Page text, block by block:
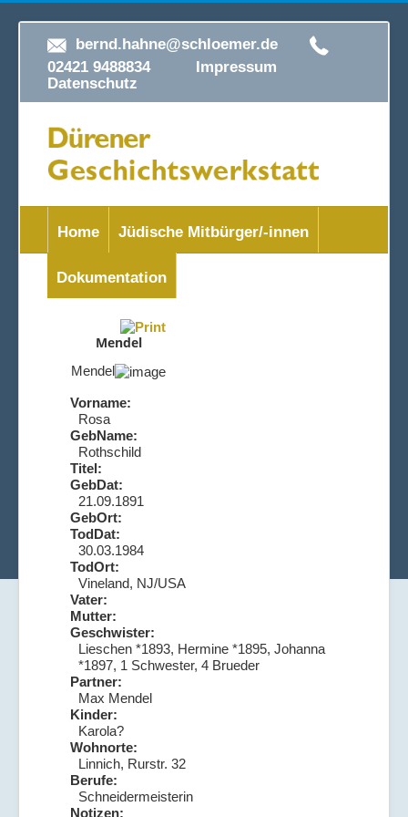
bernd.hahne@schloemer.de
02421 9488834 Impressum
Datenschutz
Home Jüdische Mitbürger/-innen
Dokumentation
Mendel
Mendel
Vorname:
Rosa
GebName:
Rothschild
Titel:
GebDat:
21.09.1891
GebOrt:
TodDat:
30.03.1984
TodOrt:
Vineland, NJ/USA
Vater:
Mutter:
Geschwister:
Lieschen *1893, Hermine *1895, Johanna
*1897, 1 Schwester, 4 Brueder
Partner:
Max Mendel
Kinder:
Karola?
Wohnorte:
Linnich, Rurstr. 32
Berufe:
Schneidermeisterin
Notizen: